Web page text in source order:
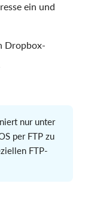
ein und
Dropbox-
nur unter
per FTP zu
FTP-